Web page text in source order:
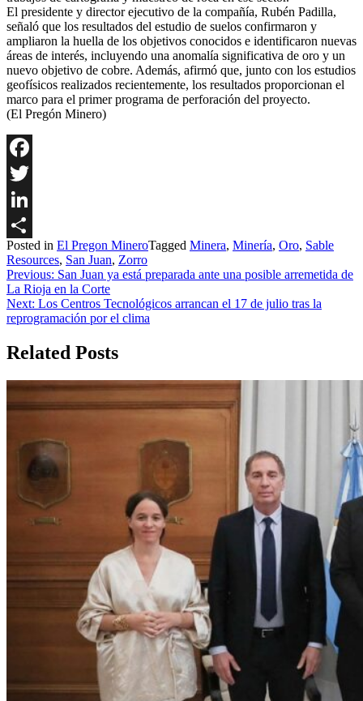
El presidente y director ejecutivo de la compañía, Rubén Padilla,
señaló que los resultados del estudio de suelos confirmaron y
ampliaron la huella de los objetivos conocidos e identificaron nuevas
áreas de interés, incluyendo una anomalía significativa de oro y un
nuevo objetivo de cobre. Además, afirmó que, junto con los estudios
geofísicos realizados recientemente, los resultados proporcionan el
marco para el primer programa de perforación del proyecto.
(El Pregón Minero)
Facebook
Twitter
LinkedIn
Share
Posted in El Pregon MineroTagged Minera, Minería, Oro, Sable
Resources, San Juan, Zorro
Navegación
de
entradas
Previous: San Juan ya está preparada ante una posible arremetida de
La Rioja en la Corte
Next: Los Centros Tecnológicos arrancan el 17 de julio tras la
reprogramación por el clima
Related Posts